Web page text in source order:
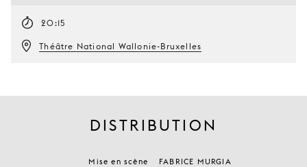
20:15
Théâtre National Wallonie-Bruxelles
DISTRIBUTION
Mise en scène
FABRICE MURGIA